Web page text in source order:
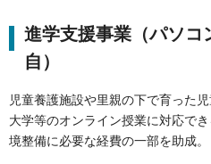
進学支援事業（パソコ
自）
児童養護施設や里親の下で育った
大学等のオンライン授業に対応で
境整備に必要な経費の一部を助成。